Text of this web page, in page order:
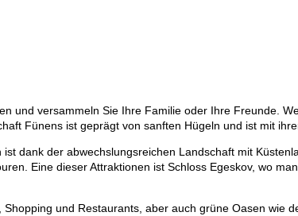
und versammeln Sie Ihre Familie oder Ihre Freunde.
Fünens ist geprägt von sanften Hügeln und ist mit
dank der abwechslungsreichen Landschaft mit
Eine dieser Attraktionen ist Schloss Egeskov, wo
und Restaurants, aber auch grüne Oasen wie